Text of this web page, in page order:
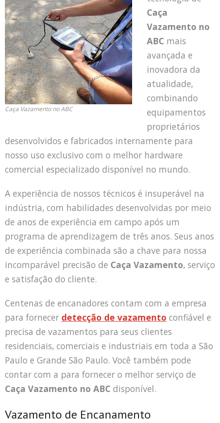
Caça Vazamento no ABC
Caça
Vazamento no
ABC mais
avançada e
inovadora da
atualidade,
combinando
equipamentos
proprietários
desenvolvidos e fabricados internamente para
nosso uso exclusivo com o melhor hardware
comercial especializado disponível no mundo.
A experiência de nossos técnicos é insuperável na
indústria, com habilidades desenvolvidas por meio
de anos de experiência em campo após um
programa de aprendizagem de três anos. Seus anos
de experiência combinada são a chave para nossa
incomparável precisão de Caça Vazamento, serviço
e satisfação do cliente.
Centenas de encanadores contam com a empresa
para fornecer detecção de vazamento confiável e
precisa de vazamentos para seus clientes
residenciais, comerciais e industriais em toda a São
Paulo e Grande São Paulo. Você também pode
contar com a para fornecer o melhor serviço de
Caça Vazamento no ABC disponível.
Vazamento de Encanamento